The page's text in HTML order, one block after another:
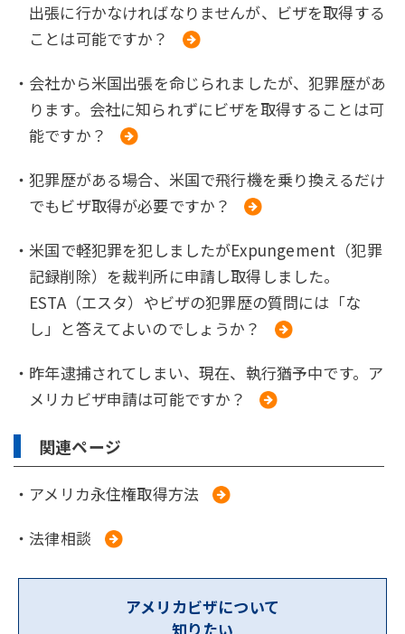
出張に行かなければなりませんが、ビザを取得する
ことは可能ですか？
・会社から米国出張を命じられましたが、犯罪歴があ
ります。会社に知られずにビザを取得することは可
能ですか？
・犯罪歴がある場合、米国で飛行機を乗り換えるだけ
でもビザ取得が必要ですか？
・米国で軽犯罪を犯しましたがExpungement（犯罪
記録削除）を裁判所に申請し取得しました。
ESTA（エスタ）やビザの犯罪歴の質問には「な
し」と答えてよいのでしょうか？
・昨年逮捕されてしまい、現在、執行猶予中です。ア
メリカビザ申請は可能ですか？
関連ページ
・アメリカ永住権取得方法
・法律相談
アメリカビザについて
知りたい